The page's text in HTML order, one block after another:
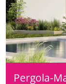
Pergola-